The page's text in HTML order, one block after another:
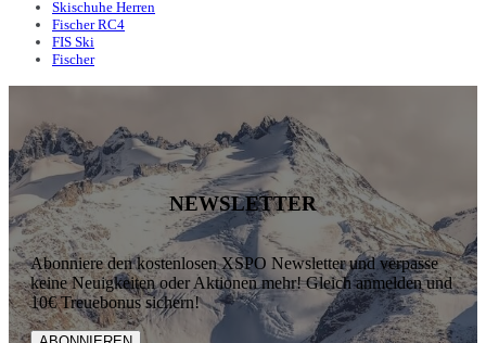
Skischuhe Herren
Fischer RC4
FIS Ski
Fischer
NEWSLETTER
Abonniere den kostenlosen XSPO Newsletter und verpasse
keine Neuigkeiten oder Aktionen mehr! Gleich anmelden und
10€ Treuebonus sichern!